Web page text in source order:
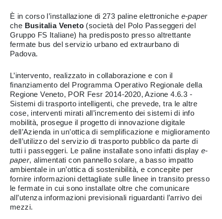
È in corso l’installazione di 273 paline elettroniche e-paper
che Busitalia Veneto (società del Polo Passeggeri del
Gruppo FS Italiane) ha predisposto presso altrettante
fermate bus del servizio urbano ed extraurbano di
Padova.
L’intervento, realizzato in collaborazione e con il
finanziamento del Programma Operativo Regionale della
Regione Veneto, POR Fesr 2014-2020, Azione 4.6.3 -
Sistemi di trasporto intelligenti, che prevede, tra le altre
cose, interventi mirati all’incremento dei sistemi di info
mobilità, prosegue il progetto di innovazione digitale
dell’Azienda in un’ottica di semplificazione e miglioramento
dell’utilizzo del servizio di trasporto pubblico da parte di
tutti i passeggeri. Le paline installate sono infatti display e-
paper, alimentati con pannello solare, a basso impatto
ambientale in un’ottica di sostenibilità, e concepite per
fornire informazioni dettagliate sulle linee in transito presso
le fermate in cui sono installate oltre che comunicare
all’utenza informazioni previsionali riguardanti l’arrivo dei
mezzi.